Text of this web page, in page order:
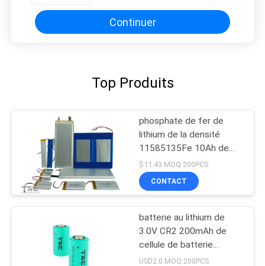
Continuer
Top Produits
phosphate de fer de
lithium de la densité
11585135Fe 10Ah de
haute énergie de batterie
de 3.2V LifeP04
$11.43 MOQ:200PCS
CONTACT
batterie au lithium de
3.0V CR2 200mAh de
cellule de batterie
LiFePO4 pour le stylo
USD2.0 MOQ:200PCS